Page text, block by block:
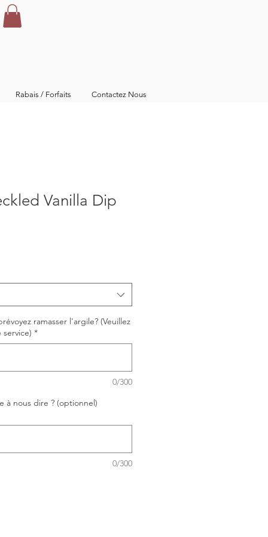
Rabais / Forfaits Contactez Nous
Vanilla Dip
ramasser l'argile? (Veuillez
*
0/300
à nous dire ? (optionnel)
0/300